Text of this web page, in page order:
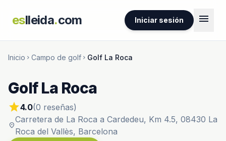
eslleida.com Iniciar sesión menu
Inicio chevron_right Campo de golf chevron_right Golf La Roca
Golf La Roca
star4.0(0 reseñas)
location_on
Carretera de La Roca a Cardedeu, Km 4.5, 08430 La
Roca del Vallès, Barcelona